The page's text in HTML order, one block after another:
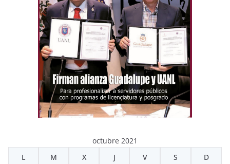
octubre 2021
L
M X J V S D